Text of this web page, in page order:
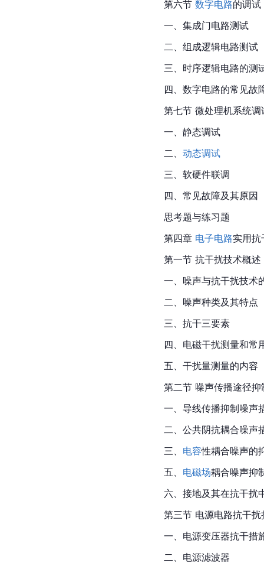
第六节 数字电路的调试
一、集成门电路测试
二、组成逻辑电路测试
三、时序逻辑电路的测
四、数字电路的常见故
第七节 微处理机系统调
一、静态调试
二、 动态调试
三、软硬件联调
四、常见故障及其原因
思考题与练习题
第四章 电子电路实用抗
第一节 抗干扰技术概述
一、噪声与抗干扰技术
二、噪声种类及其特点
三、抗干三要素
四、电磁干扰测量和常
五、干扰量测量的内容
第二节 噪声传播途径抑
一、导线传播抑制噪声
二、公共阴抗耦合噪声
三、 电容性耦合噪声的
五、 电磁场耦合噪声抑
六、接地及其在抗干扰
第三节 电源电路抗干扰
一、电源变压器抗干措
二、电源滤波器